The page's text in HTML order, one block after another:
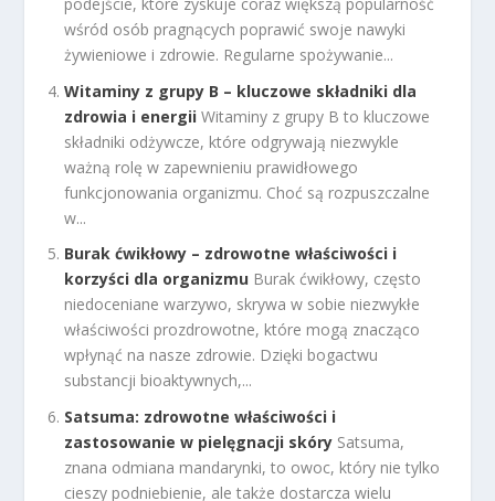
wśród osób pragnących poprawić swoje nawyki
żywieniowe i zdrowie. Regularne spożywanie...
Witaminy z grupy B – kluczowe składniki dla
zdrowia i energii Witaminy z grupy B to kluczowe
składniki odżywcze, które odgrywają niezwykle
ważną rolę w zapewnieniu prawidłowego
funkcjonowania organizmu. Choć są rozpuszczalne
w...
Burak ćwikłowy – zdrowotne właściwości i
korzyści dla organizmu Burak ćwikłowy, często
niedoceniane warzywo, skrywa w sobie niezwykłe
właściwości prozdrowotne, które mogą znacząco
wpłynąć na nasze zdrowie. Dzięki bogactwu
substancji bioaktywnych,...
Satsuma: zdrowotne właściwości i
zastosowanie w pielęgnacji skóry Satsuma,
znana odmiana mandarynki, to owoc, który nie tylko
cieszy podniebienie, ale także dostarcza wielu